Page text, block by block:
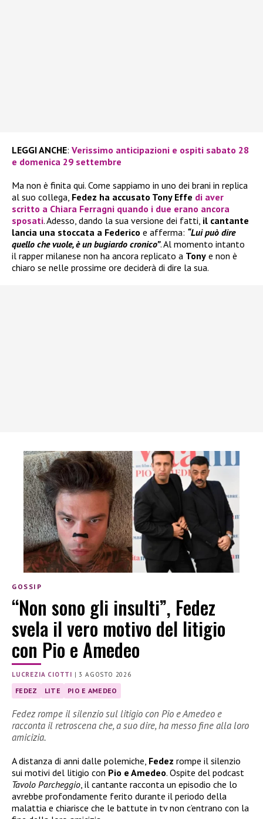
LEGGI ANCHE: Verissimo anticipazioni e ospiti sabato 28
e domenica 29 settembre
Ma non è finita qui. Come sappiamo in uno dei brani in replica
al suo collega, Fedez ha accusato Tony Effe di aver
scritto a Chiara Ferragni quando i due erano ancora
sposati. Adesso, dando la sua versione dei fatti, il cantante
lancia una stoccata a Federico e afferma: “Lui può dire
quello che vuole, è un bugiardo cronico”. Al momento intanto
il rapper milanese non ha ancora replicato a Tony e non è
chiaro se nelle prossime ore deciderà di dire la sua.
GOSSIP
“Non sono gli insulti”, Fedez
svela il vero motivo del litigio
con Pio e Amedeo
LUCREZIA CIOTTI |3 AGOSTO 2026
FEDEZ LITE PIO E AMEDEO
Fedez rompe il silenzio sul litigio con Pio e Amedeo e
racconta il retroscena che, a suo dire, ha messo fine alla loro
amicizia.
A distanza di anni dalle polemiche, Fedez rompe il silenzio
sui motivi del litigio con Pio e Amedeo. Ospite del podcast
Tavolo Parcheggio, il cantante racconta un episodio che lo
avrebbe profondamente ferito durante il periodo della
malattia e chiarisce che le battute in tv non c’entrano con la